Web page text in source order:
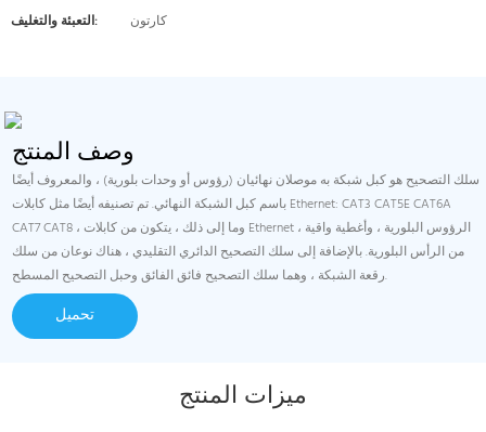
التعبئة والتغليف:
كارتون
وصف المنتج
سلك التصحيح هو كبل شبكة به موصلان نهائيان (رؤوس أو وحدات بلورية) ، والمعروف أيضًا
باسم كبل الشبكة النهائي. تم تصنيفه أيضًا مثل كابلات Ethernet: CAT3 CAT5E CAT6A
CAT7 CAT8 ، وما إلى ذلك ، يتكون من كابلات Ethernet ، الرؤوس البلورية ، وأغطية واقية
من الرأس البلورية. بالإضافة إلى سلك التصحيح الدائري التقليدي ، هناك نوعان من سلك
رقعة الشبكة ، وهما سلك التصحيح فائق الفائق وحبل التصحيح المسطح.
تحميل
ميزات المنتج